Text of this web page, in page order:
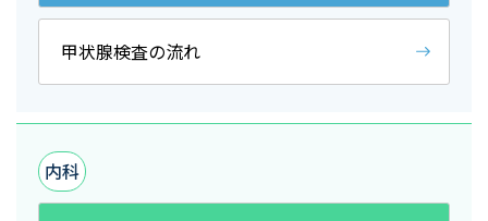
甲状腺検査の流れ
内科